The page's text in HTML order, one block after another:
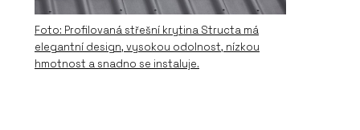
Foto: Profilovaná střešní krytina Structa má
elegantní design, vysokou odolnost, nízkou
hmotnost a snadno se instaluje.